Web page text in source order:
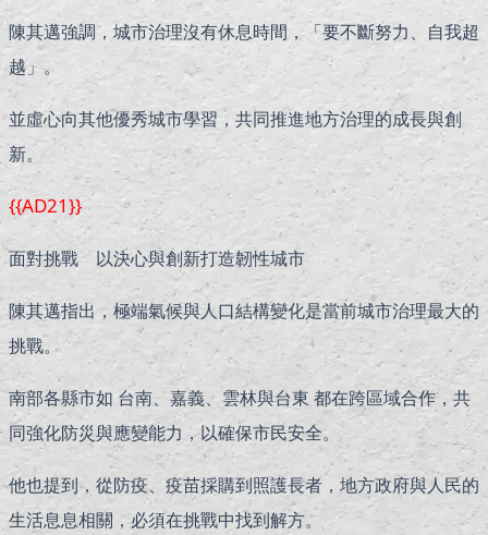
陳其邁強調，城市治理沒有休息時間，「要不斷努力、自我超
越」。
並虛心向其他優秀城市學習，共同推進地方治理的成長與創
新。
{{AD21}}
面對挑戰 以決心與創新打造韌性城市
陳其邁指出，極端氣候與人口結構變化是當前城市治理最大的
挑戰。
南部各縣市如 台南、嘉義、雲林與台東 都在跨區域合作，共
同強化防災與應變能力，以確保市民安全。
他也提到，從防疫、疫苗採購到照護長者，地方政府與人民的
生活息息相關，必須在挑戰中找到解方。